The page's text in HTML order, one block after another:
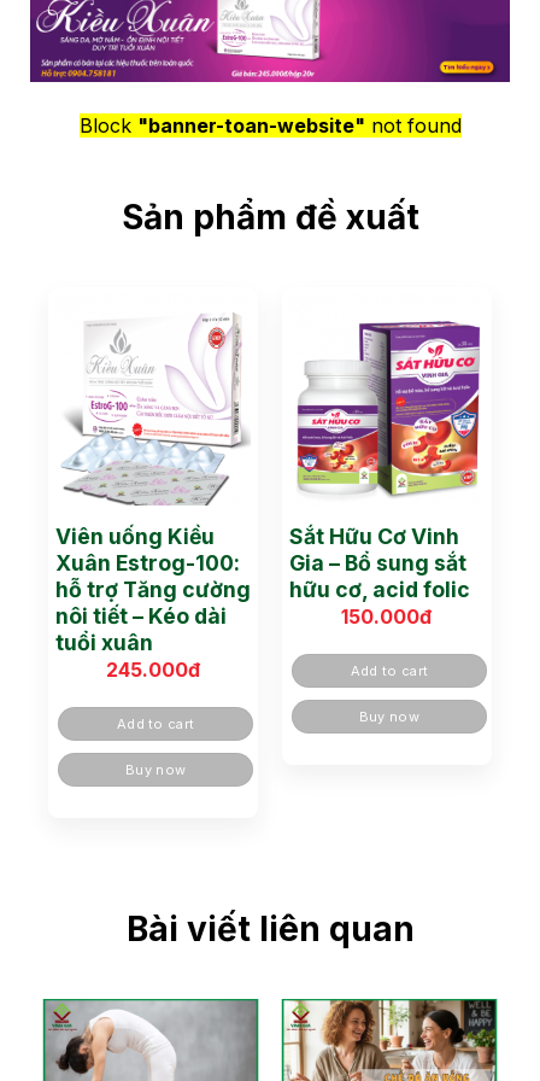
Block "banner-toan-website" not found
Sản phẩm đề xuất
Viên uống Kiều
Xuân Estrog-100:
hỗ trợ Tăng cường
nôi tiết – Kéo dài
tuổi xuân
245.000đ
Add to cart
Buy now
Sắt Hữu Cơ Vinh
Gia – Bổ sung sắt
hữu cơ, acid folic
150.000đ
Add to cart
Buy now
Bài viết liên quan